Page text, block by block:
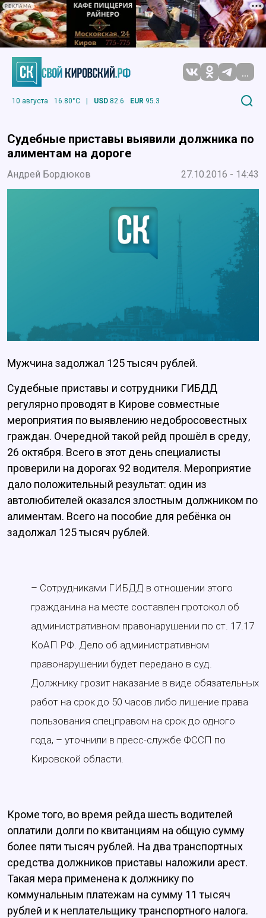
РЕКЛАМА
...
10 августа 16.80°C | USD 82.6 EUR 95.3
Судебные приставы выявили должника по
алиментам на дороге
Андрей Бордюков 27.10.2016 - 14:43
Мужчина задолжал 125 тысяч рублей.
Судебные приставы и сотрудники ГИБДД
регулярно проводят в Кирове совместные
мероприятия по выявлению недобросовестных
граждан. Очередной такой рейд прошёл в среду,
26 октября. Всего в этот день специалисты
проверили на дорогах 92 водителя. Мероприятие
дало положительный результат: один из
автолюбителей оказался злостным должником по
алиментам. Всего на пособие для ребёнка он
задолжал 125 тысяч рублей.
– Сотрудниками ГИБДД в отношении этого
гражданина на месте составлен протокол об
административном правонарушении по ст. 17.17
КоАП РФ. Дело об административном
правонарушении будет передано в суд.
Должнику грозит наказание в виде обязательных
работ на срок до 50 часов либо лишение права
пользования спецправом на срок до одного
года, – уточнили в пресс-службе ФССП по
Кировской области.
Кроме того, во время рейда шесть водителей
оплатили долги по квитанциям на общую сумму
более пяти тысяч рублей. На два транспортных
средства должников приставы наложили арест.
Такая мера применена к должнику по
коммунальным платежам на сумму 11 тысяч
рублей и к неплательщику транспортного налога.